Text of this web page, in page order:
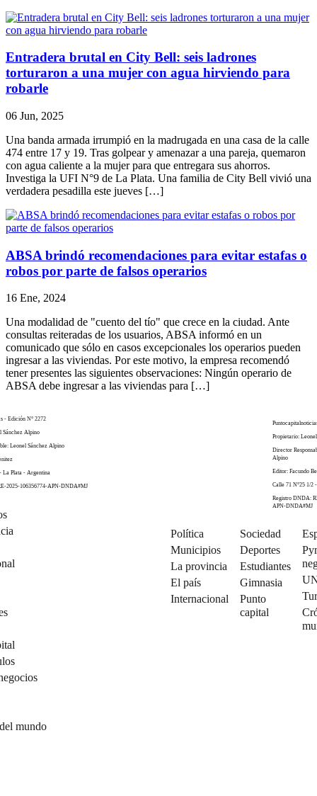
Entradera brutal en City Bell: seis ladrones
torturaron a una mujer con agua hirviendo para
robarle
06 Jun, 2025
Una banda armada irrumpió en la madrugada en una casa de la calle
474 entre 17 y 19. Tras golpear y amenazar a una pareja, quemaron
con agua caliente a la mujer para que entregara sus ahorros.
Investiga la UFI N°9 de La Plata. Una familia de City Bell vivió una
verdadera pesadilla este jueves […]
ABSA brindó recomendaciones para evitar estafas o
robos por parte de falsos operarios
16 Ene, 2024
Una modalidad de "cuento del tío" que crece en la ciudad. Ante
consultas reiteradas de los usuarios, ABSA informó en un
comunicado que sólo en casos excepcionales los operarios pueden
ingresar a las viviendas. Por este motivo, la empresa recomendó
tener presentes las siguientes observaciones: Ningún operario de
ABSA debe ingresar a las viviendas para […]
- Edición N° 2272
Sánchez Alpino
Leonel Sánchez Alpino
La Plata - Argentina
2025-106356774-APN-DNDA#MJ
mundo
Propietario:
Director
Alpino
Editor: Facundo
Calle 71 N°25 1/2
Registro DNDA:
APN-DNDA#MJ
Política
Municipios
La provincia
El país
Internacional
Sociedad
Deportes
Estudiantes
Gimnasia
Punto
capital